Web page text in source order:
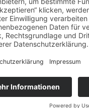
sondern als Gast
Zeiten.
einen
über alle Kanäle